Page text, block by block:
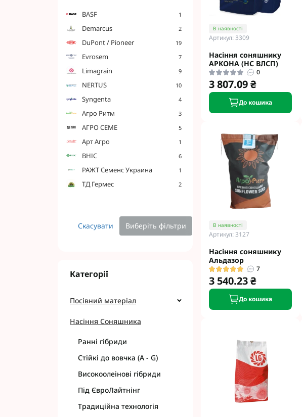
BASF
1
Demarcus 2
DuPont / Pioneer 19
Evrosem 7
Limagrain 9
NERTUS 10
Syngenta 4
Агро Ритм 3
АГРО СЕМЕ 5
Арт Агро 1
ВНІС 6
РАЖТ Семенс Украина 1
ТД Гермес 2
Скасувати Виберіть фільтри
Категорії
Посівний матеріал
Насіння Соняшника
Ранні гібриди
Стійкі до вовчка (A - G)
Високоолеінові гібриди
Під ЄвроЛайтнінг
Традиційна технологія
В наявності
Артикул: 3309
Насіння соняшнику
APKOHA (НС ВЛСП)
0
3 807.09 ₴
До кошика
В наявності
Артикул: 3127
Насіння соняшнику
Альдазор
7
3 540.23 ₴
До кошика